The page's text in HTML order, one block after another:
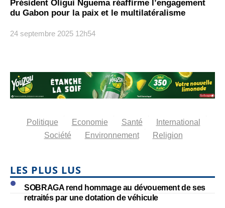
Président Oligui Nguema réaffirme l’engagement
du Gabon pour la paix et le multilatéralisme
24 septembre 2025 12h54
Politique Economie Santé
International
Société
Environnement Religion
LES PLUS LUS
SOBRAGA rend hommage au dévouement de ses
retraités par une dotation de véhicule